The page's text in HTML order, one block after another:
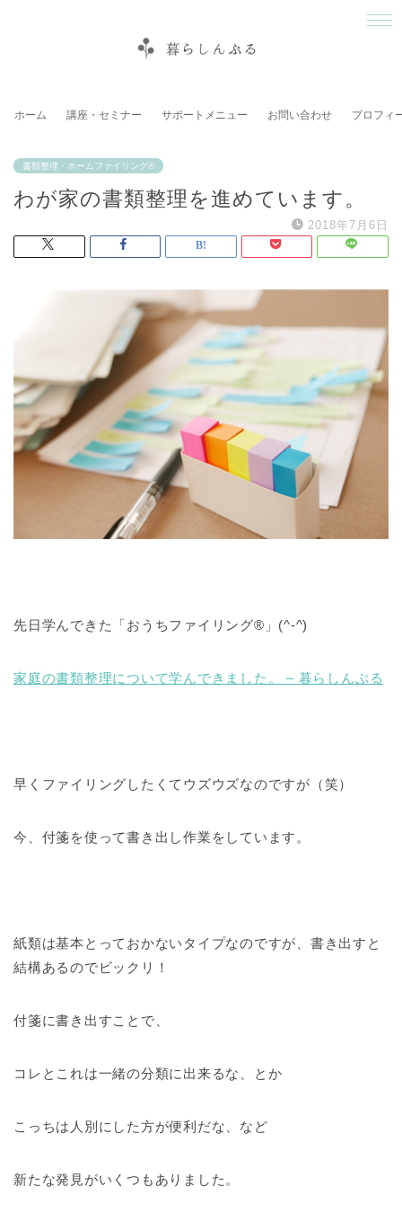
ホーム 講座・セミナー サポートメニュー お問い合わせ プロフィ
書類整理・ホームファイリング®
わが家の書類整理を進めています。
2018年7月6日
先日学んできた「おうちファイリング®️」(^-^)
家庭の書類整理について学んできました。 – 暮らしんぷる
早くファイリングしたくてウズウズなのですが（笑）
今、付箋を使って書き出し作業をしています。
紙類は基本とっておかないタイプなのですが、書き出すと
結構あるのでビックリ！
付箋に書き出すことで、
コレとこれは一緒の分類に出来るな、とか
こっちは人別にした方が便利だな、など
新たな発見がいくつもありました。